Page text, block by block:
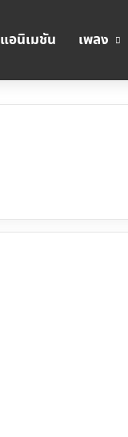
แอนิเมชัน เพลง